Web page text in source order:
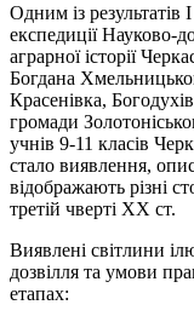
Одним із результатів
експедиції Науково-
аграрної історії
Богдана
Красенівка,
громади
учнів 9-11 класів
стало виявлення,
відображають різні
третій чверті XX ст.
Виявлені світлини
дозвілля та умови
етапах: